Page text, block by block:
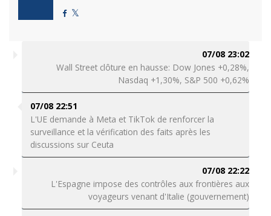
07/08 23:02
Wall Street clôture en hausse: Dow Jones +0,28%,
Nasdaq +1,30%, S&P 500 +0,62%
07/08 22:51
L'UE demande à Meta et TikTok de renforcer la
surveillance et la vérification des faits après les
discussions sur Ceuta
07/08 22:22
L'Espagne impose des contrôles aux frontières aux
voyageurs venant d'Italie (gouvernement)